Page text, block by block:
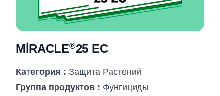
MİRACLE®25 EC
Категория : Защита Pастений
Группа продуктов : Фунгициды